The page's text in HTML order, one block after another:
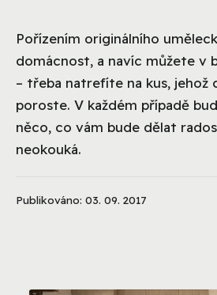
Pořízením originálního
domácnost, a navíc můžete v
– třeba natrefíte na kus, jehož
poroste. V každém případě
něco, co vám bude dělat
neokouká.
Publikováno: 03. 09. 2017